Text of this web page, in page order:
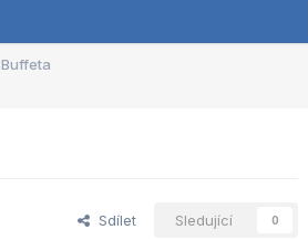
Sdílet Sledující 0